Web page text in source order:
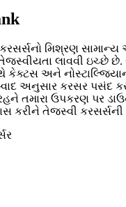
મિશ્રણ
લાવવી ઇચ્છે
કેક્ટસ અને
અનુસાર કરસર પસંદ
તમારા ઉપકરણ પર
તેજસ્વી કરસર્સની